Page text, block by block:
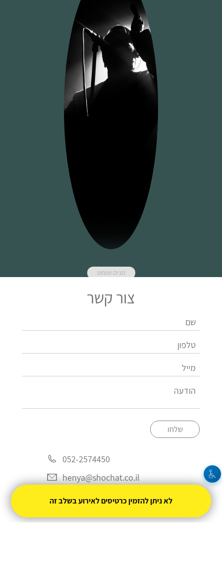
הניה שוחט
צור קשר
שלחו
052-2574450
henya@shochat.co.il
לא ניתן להזמין כרטיסים לאירוע בשלב זה